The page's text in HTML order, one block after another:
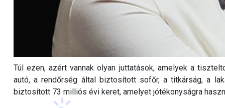
Túl ezen, azért vannak olyan juttatások, amelyek a
autó, a rendőrség által biztosított sofőr, a titkárság, a
biztosított 73 milliós évi keret, amelyet jótékonyságra